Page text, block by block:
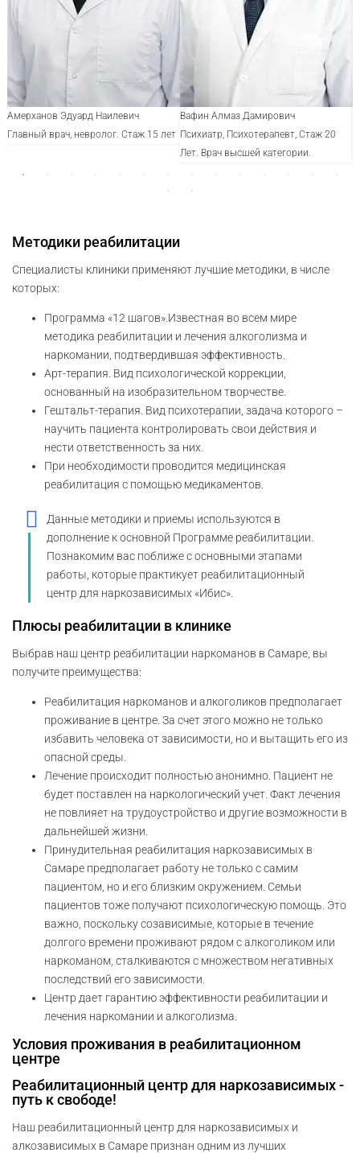
Амерханов Эдуард Наилевич
Главный врач, невролог. Стаж 15 лет
Вафин Алмаз Дамирович
Психиатр, Психотерапевт, Стаж 20
Лет. Врач высшей категории.
Методики реабилитации
Специалисты клиники применяют лучшие методики, в числе
которых:
Программа «12 шагов».Известная во всем мире
методика реабилитации и лечения алкоголизма и
наркомании, подтвердившая эффективность.
Арт-терапия. Вид психологической коррекции,
основанный на изобразительном творчестве.
Гештальт-терапия. Вид психотерапии, задача которого –
научить пациента контролировать свои действия и
нести ответственность за них.
При необходимости проводится медицинская
реабилитация с помощью медикаментов.
Данные методики и приемы используются в
дополнение к основной Программе реабилитации.
Познакомим вас поближе с основными этапами
работы, которые практикует реабилитационный
центр для наркозависимых «Ибис».
Плюсы реабилитации в клинике
Выбрав наш центр реабилитации наркоманов в Самаре, вы
получите преимущества:
Реабилитация наркоманов и алкоголиков предполагает
проживание в центре. За счет этого можно не только
избавить человека от зависимости, но и вытащить его из
опасной среды.
Лечение происходит полностью анонимно. Пациент не
будет поставлен на наркологический учет. Факт лечения
не повлияет на трудоустройство и другие возможности в
дальнейшей жизни.
Принудительная реабилитация наркозависимых в
Самаре предполагает работу не только с самим
пациентом, но и его близким окружением. Семьи
пациентов тоже получают психологическую помощь. Это
важно, поскольку созависимые, которые в течение
долгого времени проживают рядом с алкоголиком или
наркоманом, сталкиваются с множеством негативных
последствий его зависимости.
Центр дает гарантию эффективности реабилитации и
лечения наркомании и алкоголизма.
Условия проживания в реабилитационном
центре
Реабилитационный центр для наркозависимых -
путь к свободе!
Наш реабилитационный центр для наркозависимых и
алкозависимых в Самаре признан одним из лучших